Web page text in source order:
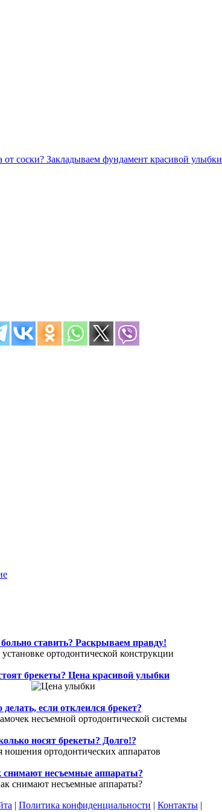
от соски? Закладываем фундамент красивой улыбки
ставить? Раскрываем правду!
брекеты? Цена красивой улыбки
делать, если отклеился брекет?
носят брекеты? Долго!?
снимают несъемные аппараты?
| Политика конфиденциальности | Контакты |